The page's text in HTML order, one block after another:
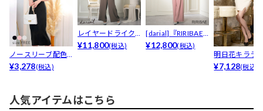
ノースリーブ配色
ラインタイトリブ
¥3,278(税込)
レイヤードライク
カシュクールオー
¥11,800(税込)
[darial]『RIRIBAE/
リリ...
¥12,800(税込)
明日花キララ
[SMLサイズ]
¥7,128(税込)
人気アイテムはこちら